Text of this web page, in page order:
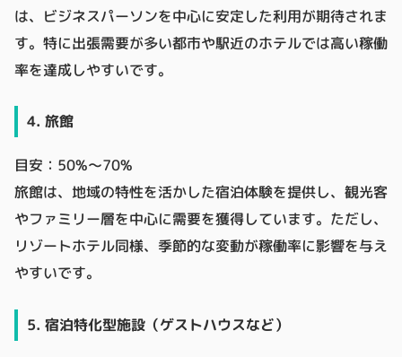
は、ビジネスパーソンを中心に安定した利用が期待されま
す。特に出張需要が多い都市や駅近のホテルでは高い稼働
率を達成しやすいです。
4. 旅館
目安：50%～70%
旅館は、地域の特性を活かした宿泊体験を提供し、観光客
やファミリー層を中心に需要を獲得しています。ただし、
リゾートホテル同様、季節的な変動が稼働率に影響を与え
やすいです。
5. 宿泊特化型施設（ゲストハウスなど）